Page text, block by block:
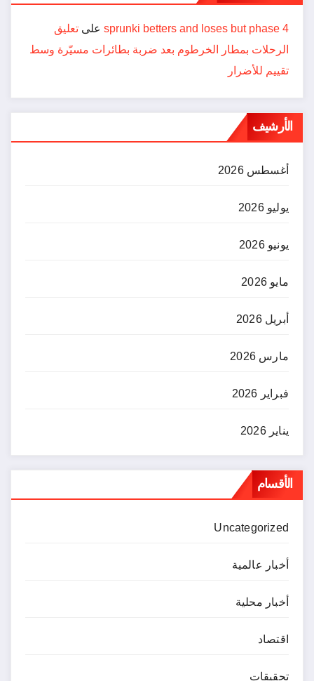
sprunki betters and loses but phase 4 على تعليق
الرحلات بمطار الخرطوم بعد ضربة بطائرات مسيّرة وسط
تقييم للأضرار
الأرشيف
أغسطس 2026
يوليو 2026
يونيو 2026
مايو 2026
أبريل 2026
مارس 2026
فبراير 2026
يناير 2026
الأقسام
Uncategorized
أخبار عالمية
أخبار محلية
اقتصاد
تحقيقات